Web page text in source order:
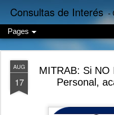
Consultas de Interés -
Pages
AUG
17
MITRAB: Si NO
Personal,